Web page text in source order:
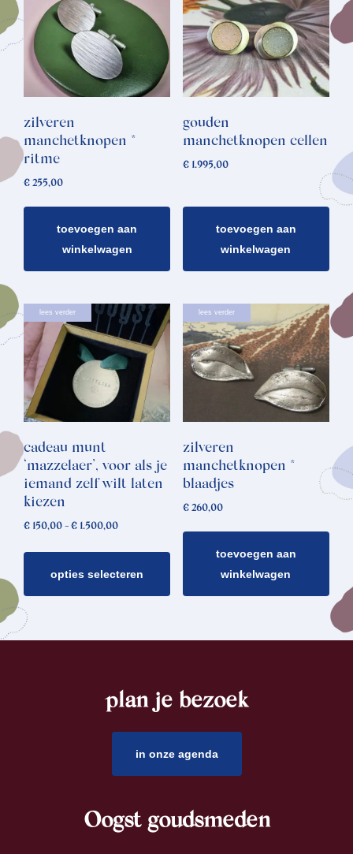
zilveren
manchetknopen *
ritme
€ 255,00
toevoegen aan
winkelwagen
gouden
manchetknopen cellen
€1.995,00
toevoegen aan
winkelwagen
lees verder
cadeau munt
‘mazzelaer’, voor als je
iemand zelf wilt laten
kiezen
€ 150,00 - € 1.500,00Prijsklasse:
tot
opties selecteren
Dit
product
heeft
meerdere
variaties.
Deze
kan
gekozen
worden
op
lees verder
zilveren
manchetknopen *
blaadjes
€260,00
toevoegen aan
winkelwagen
plan je bezoek
in onze agenda
Oogst goudsmeden